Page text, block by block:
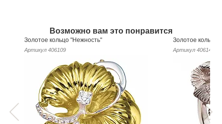
Возможно вам это понравится
Золотое кольцо "Нежность"
Артикул 406109
Золотое кольцо
Артикул 406149